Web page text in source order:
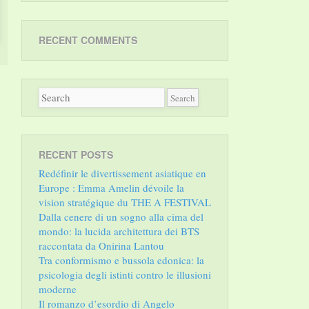
RECENT COMMENTS
RECENT POSTS
Redéfinir le divertissement asiatique en
Europe : Emma Amelin dévoile la
vision stratégique du THE A FESTIVAL
Dalla cenere di un sogno alla cima del
mondo: la lucida architettura dei BTS
raccontata da Onirina Lantou
Tra conformismo e bussola edonica: la
psicologia degli istinti contro le illusioni
moderne
Il romanzo d’esordio di Angelo